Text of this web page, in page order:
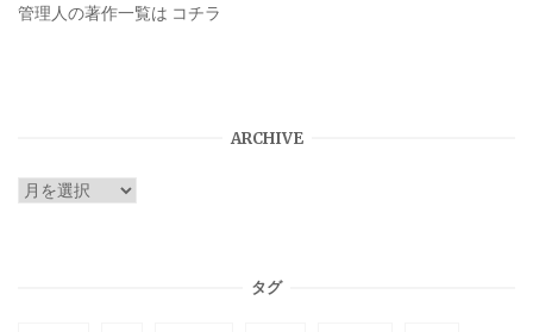
管理人の著作一覧は コチラ
ARCHIVE
ARCHIVE
タグ